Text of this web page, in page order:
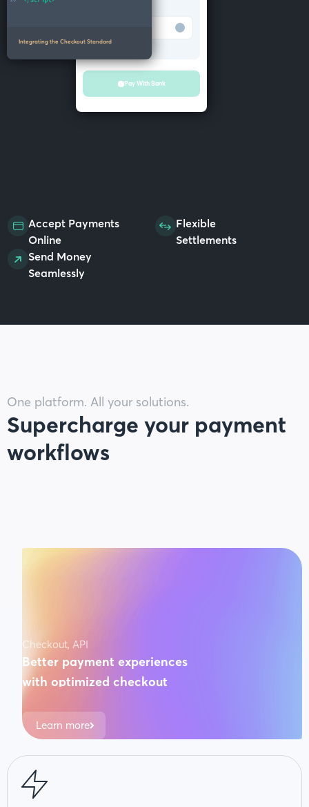
Integrating the Checkout Standard
Pay With Bank
Accept Payments
Online
Flexible
Settlements
Send Money
Seamlessly
One platform. All your solutions.
Supercharge your payment
workflows
Checkout, API
Better payment experiences
with optimized checkout
Learn more